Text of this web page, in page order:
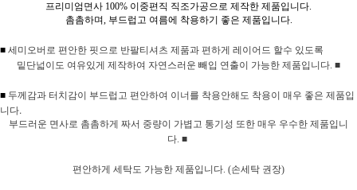
프리미엄면사 100% 이중편직 직조가공으로 제작한 제품입니다.
촘촘하며, 부드럽고 여름에 착용하기 좋은 제품입니다.
■ 세미오버로 편안한 핏으로 반팔티셔츠 제품과 편하게 레이어드 할수 있도록
밑단넓이도 여유있게 제작하여 자연스러운 빼입 연출이 가능한 제품입니다. ■
■ 두께감과 터치감이 부드럽고 편안하여 이너를 착용안해도 착용이 매우 좋은 제품입
니다.
부드러운 면사로 촘촘하게 짜서 중량이 가볍고 통기성 또한 매우 우수한 제품입니
다. ■
편안하게 세탁도 가능한 제품입니다. (손세탁 권장)